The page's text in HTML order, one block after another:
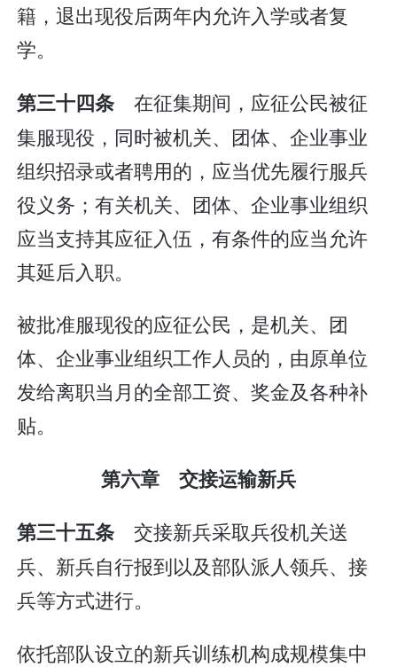
籍，退出现役后两年内允许入学或者复
学。
第三十四条 在征集期间，应征公民被征
集服现役，同时被机关、团体、企业事业
组织招录或者聘用的，应当优先履行服兵
役义务；有关机关、团体、企业事业组织
应当支持其应征入伍，有条件的应当允许
其延后入职。
被批准服现役的应征公民，是机关、团
体、企业事业组织工作人员的，由原单位
发给离职当月的全部工资、奖金及各种补
贴。
第六章 交接运输新兵
第三十五条 交接新兵采取兵役机关送
兵、新兵自行报到以及部队派人领兵、接
兵等方式进行。
依托部队设立的新兵训练机构成规模集中